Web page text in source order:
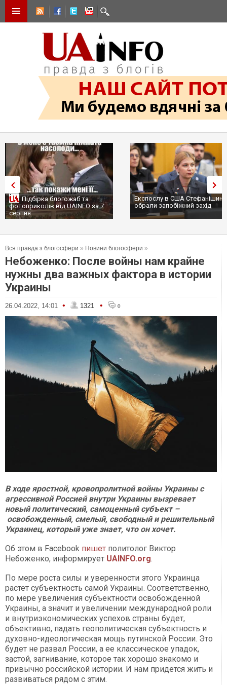
Підбірка блогожаб та
фотоприколів від UAINFO за 7
серпня
Експослу в США
обрали запобіжний захід
Вся правда з блогосфери » Новини блогосфери »
Небоженко: После войны нам крайне
нужны два важных фактора в истории
Украины
26.04.2022, 14:01 • 1321 • 0
В ходе яростной, кровопролитной войны Украины с
агрессивной Россией внутри Украины вызревает
новый политический, самоценный субъект –
освобожденный, смелый, свободный и решительный
Украинец, который уже знает, что он хочет.
Об этом в Facebook пишет политолог Виктор
Небоженко, информирует UAINFO.org.
По мере роста силы и уверенности этого Украинца
растет субъектность самой Украины. Соответственно,
по мере увеличения субъектности освобожденной
Украины, а значит и увеличении международной роли
и внутриэкономических успехов страны будет,
объективно, падать геополитическая субъектность и
духовно-идеологическая мощь путинской России. Это
будет не развал России, а ее классическое упадок,
застой, загнивание, которое так хорошо знакомо и
привычно российской истории. И нам придется жить и
развиваться рядом с этим.